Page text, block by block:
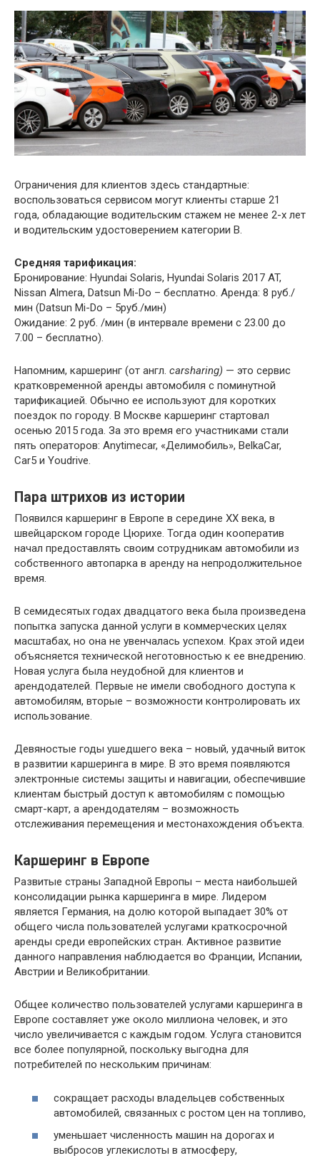
Ограничения для клиентов здесь стандартные:
воспользоваться сервисом могут клиенты старше 21
года, обладающие водительским стажем не менее 2-х лет
и водительским удостоверением категории В.
Средняя тарификация:
Бронирование: Hyundai Solaris, Hyundai Solaris 2017 AT,
Nissan Almera, Datsun Mi-Do – бесплатно. Аренда: 8 руб./
мин (Datsun Mi-Do – 5руб./мин)
Ожидание: 2 руб. /мин (в интервале времени с 23.00 до
7.00 – бесплатно).
Напомним, каршеринг (от англ. carsharing) — это сервис
кратковременной аренды автомобиля с поминутной
тарификацией. Обычно ее используют для коротких
поездок по городу. В Москве каршеринг стартовал
осенью 2015 года. За это время его участниками стали
пять операторов: Anytimecar, «Делимобиль», BelkaCar,
Car5 и Youdrive.
Пара штрихов из истории
Появился каршеринг в Европе в середине ХХ века, в
швейцарском городе Цюрихе. Тогда один кооператив
начал предоставлять своим сотрудникам автомобили из
собственного автопарка в аренду на непродолжительное
время.
В семидесятых годах двадцатого века была произведена
попытка запуска данной услуги в коммерческих целях
масштабах, но она не увенчалась успехом. Крах этой идеи
объясняется технической неготовностью к ее внедрению.
Новая услуга была неудобной для клиентов и
арендодателей. Первые не имели свободного доступа к
автомобилям, вторые – возможности контролировать их
использование.
Девяностые годы ушедшего века – новый, удачный виток
в развитии каршеринга в мире. В это время появляются
электронные системы защиты и навигации, обеспечившие
клиентам быстрый доступ к автомобилям с помощью
смарт-карт, а арендодателям – возможность
отслеживания перемещения и местонахождения объекта.
Каршеринг в Европе
Развитые страны Западной Европы – места наибольшей
консолидации рынка каршеринга в мире. Лидером
является Германия, на долю которой выпадает 30% от
общего числа пользователей услугами краткосрочной
аренды среди европейских стран. Активное развитие
данного направления наблюдается во Франции, Испании,
Австрии и Великобритании.
Общее количество пользователей услугами каршеринга в
Европе составляет уже около миллиона человек, и это
число увеличивается с каждым годом. Услуга становится
все более популярной, поскольку выгодна для
потребителей по нескольким причинам:
сокращает расходы владельцев собственных
автомобилей, связанных с ростом цен на топливо,
уменьшает численность машин на дорогах и
выбросов углекислоты в атмосферу,